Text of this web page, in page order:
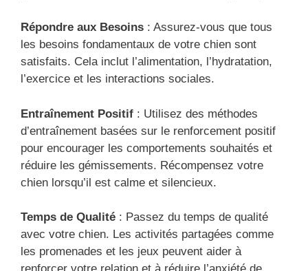
Répondre aux Besoins : Assurez-vous que tous
les besoins fondamentaux de votre chien sont
satisfaits. Cela inclut l’alimentation, l’hydratation,
l’exercice et les interactions sociales.
Entraînement Positif : Utilisez des méthodes
d’entraînement basées sur le renforcement positif
pour encourager les comportements souhaités et
réduire les gémissements. Récompensez votre
chien lorsqu’il est calme et silencieux.
Temps de Qualité : Passez du temps de qualité
avec votre chien. Les activités partagées comme
les promenades et les jeux peuvent aider à